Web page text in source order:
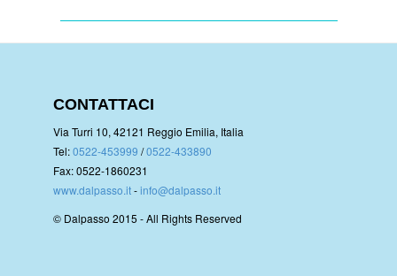
CONTATTACI
Via Turri 10, 42121 Reggio Emilia, Italia
Tel:0522-453999 /0522-433890
Fax: 0522-1860231
www.dalpasso.it-info@dalpasso.it
© Dalpasso 2015 - All Rights Reserved